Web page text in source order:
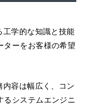
工学的な知識と技能
ターをお客様の希望
容は幅広く、コン
るシステムエンジニ